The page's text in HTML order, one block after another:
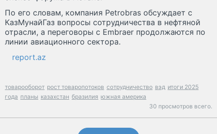
По его словам, компания Petrobras обсуждает с
КазМунайГаз вопросы сотрудничества в нефтяной
отрасли, а переговоры с Embraer продолжаются по
линии авиационного сектора.
report.az
товарооборот рост товаропотоков сотрудничество вэд итоги 2025
года планы казахстан бразилия южная америка
30 просмотров всего.